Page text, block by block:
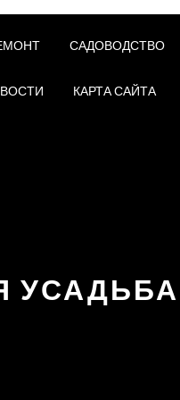
САДОВОДСТВО
КАРТА САЙТА
УСАДЬБА